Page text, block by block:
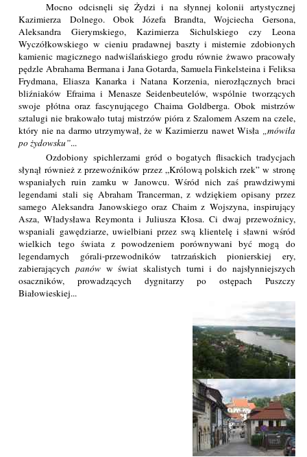
Mocno odcisnęli się Żydzi i na słynnej kolonii artystycznej
Kazimierza Dolnego. Obok Józefa Brandta, Wojciecha Gersona,
Aleksandra Gierymskiego, Kazimierza Sichulskiego czy Leona
Wyczółkowskiego w cieniu pradawnej baszty i misternie zdobionych
kamienic magicznego nadwiślańskiego grodu równie żwawo pracowały
pędzle Abrahama Bermana i Jana Gotarda, Samuela Finkelsteina i Feliksa
Frydmana, Eliasza Kanarka i Natana Korzenia, nierozłącznych braci
bliźniaków Efraima i Menasze Seidenbeutelów, wspólnie tworzących
swoje płótna oraz fascynującego Chaima Goldberga. Obok mistrzów
sztalugi nie brakowało tutaj mistrzów pióra z Szalomem Aszem na czele,
który nie na darmo utrzymywał, że w Kazimierzu nawet Wisła
mówiła
po żydowsku ...
Ozdobiony spichlerzami gród o bogatych flisackich tradycjach
słynął również z przewoźników przez „Królową polskich rzek” w stronę
wspaniałych ruin zamku w Janowcu. Wśród nich zaś prawdziwymi
legendami stali się Abraham Trancerman, z wdziękiem opisany przez
samego Aleksandra Janowskiego oraz Chaim z Wojszyna, inspirujący
Asza, Władysława Reymonta i Juliusza Kłosa. Ci dwaj przewoźnicy,
wspaniali gawędziarze, uwielbiani przez swą klientelę i sławni wśród
wielkich tego świata z powodzeniem porównywani być mogą do
legendarnych górali-przewodników tatrzańskich pionierskiej ery,
zabierającychpanów w świat skalistych turni i do najsłynniejszych
osaczników, prowadzących dygnitarzy po ostępach Puszczy
Białowieskiej...